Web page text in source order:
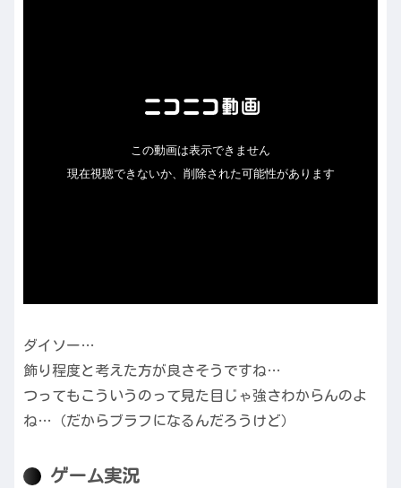
ダイソー…
飾り程度と考えた方が良さそうですね…
つってもこういうのって見た目じゃ強さわからんのよ
ね…（だからブラフになるんだろうけど）
ゲーム実況